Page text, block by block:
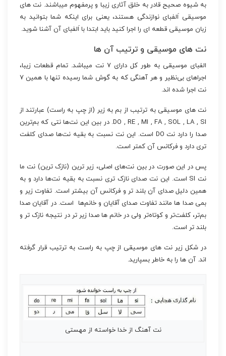
به شیوه صحیح قادر به خلق آثاری زیبا و پرمفهوم میباشند. نت های
موسیقی اَلفبای نوازندگی هستند، یعنی برای اینکه شما بتوانید به
زبان موسیقی قطعه ای را اجرا کنید باید ابتدا با اَلفبای آن آشنا شوید.
نت های موسیقی و ترتیب آن ها
الفبای موسیقی به طور کل دارای ۷ نت میباشد. تمام قطعات زیبا،
اجراهای بی‌نظیر و هر آهنگی که به گوش شما رسیده تنها با همین ۷
نت اجرا شده اند.
نت های موسیقی به ترتیب از بم به زیر (از چپ به راست) عبارتند از
DO , RE , MI , FA , SOL , LA , SI. در بین این نت‌ها نتی که بم‌ترین
صدا را دارد نت DO است. این نت نسبت به بقیه نت‌ها صدای کلفت
تری دارد و فرکانس آن کمتر است.
پس در این صورت در بین نت‌های اصلی، زیر ترین (نازک ترین) نت ما
نت SI است. این نت صدای نازک تری نسبت به بقیه نت‌ها دارد و به
همین دلیل صدای آن بلند تر و فرکانس آن بیشتر است. تفاوت زیر و
بمی صدا ها مانند تفاوت صدای آقایان و خانم‌ها است. در آقایان صدا
بم‌تر، کلفت‌تر و کوتاه‌تر ولی در خانم ها صدا زیر تر در نتیجه نازک تر و
بلند تر است.
در شکل زیر نت های موسیقی از چپ به راست به ترتیب قرار گرفته
اند. آن ها را به خاطر بسپارید.
نت آهنگ از خدا خواسته از مهستی